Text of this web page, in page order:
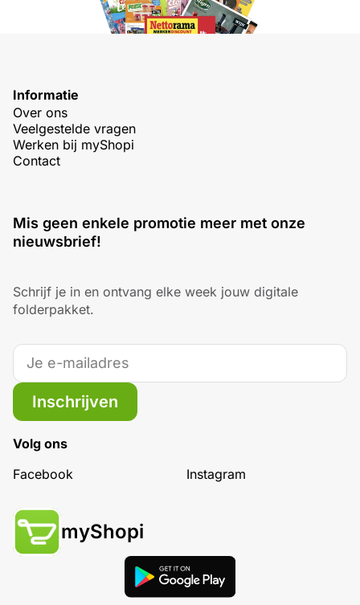
Informatie
Over ons
Veelgestelde vragen
Werken bij myShopi
Contact
Mis geen enkele promotie meer met onze
nieuwsbrief!
Schrijf je in en ontvang elke week jouw digitale
folderpakket.
Inschrijven
Volg ons
Facebook
Instagram
myShopi